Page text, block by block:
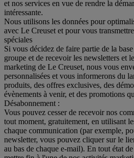
et nos services en vue de rendre la
intéressante.
Nous utilisons les données pour
avec Le Creuset et pour vous
spéciales
Si vous décidez de faire partie de la
groupe et de recevoir les newsletters et
marketing de Le Creuset, nous vous
personnalisées et vous informerons du
produits, des offres exclusives, des
évènements à venir, et des promotions
Désabonnement :
Vous pouvez cesser de recevoir nos
tout moment, gratuitement, en utilisant
chaque communication (par exemple,
newsletter, vous pouvez cliquer sur le
au bas de chaque e-mail). En tout état